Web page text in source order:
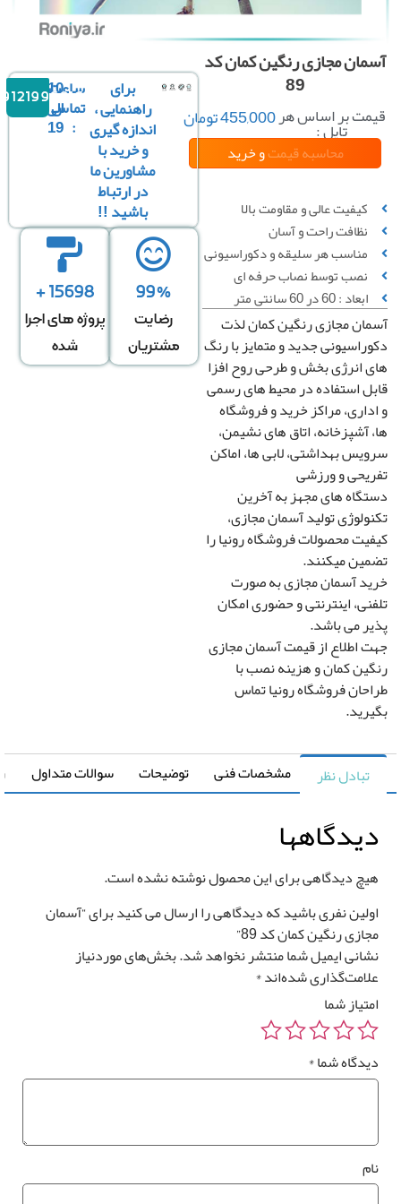
مجازی رنگین کمان کد
بر اساس هر
تایل : 455,000تومان
کیفیت عالی و مقاومت بالا
نظافت راحت و آسان
مناسب هر سلیقه و دکوراسیونی
نصب توسط نصاب حرفه ای
ابعاد : 60 در 60 سانتی متر
محاسبه قیمتو خرید
↔ عرض سقف طول سقف
تعداد تایل
0
قیمت کل
0تومان
مجازی رنگین کمان لذت
جدید و متمایز با رنگ
انرژی بخش و طرحی روح افزا
استفاده در محیط های رسمی
مراکز خرید و فروشگاه
آشپزخانه، اتاق های نشیمن،
بهداشتی، لابی ها، اماکن
و ورزشی
های مجهز به آخرین
تولید آسمان مجازی،
محصولات فروشگاه رونیا را
میکنند.
آسمان مجازی به صورت
اینترنتی و حضوری امکان
می باشد.
اطلاع از قیمت آسمان مجازی
کمان و هزینه نصب با
فروشگاه رونیا تماس
برای
راهنمایی ،
اندازه گیری
و خرید با
مشاورین ما
در ارتباط
باشید !!
ساعت
تماس
:
10
الی
19
09121996816
99%
رضایت
مشتریان
15698 +
پروژه های اجرا
تبادل نظر مشخصات فنی توضیحات سوالات متداول
دیدگاهی برای این محصول نوشته نشده است.
نفری باشید که دیدگاهی را ارسال می کنید برای “آسمان
رنگین کمان کد 89”
ایمیل شما منتشر نخواهد شد.بخش‌های موردنیاز
شده‌اند*
شما
شما*